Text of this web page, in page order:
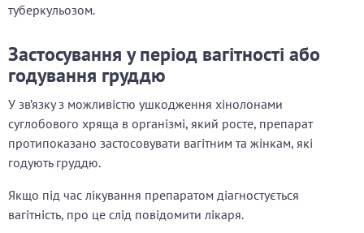
туберкульозом.
Застосування у період вагітності або
годування груддю
У зв’язку з можливістю ушкодження хінолонами
суглобового хряща в організмі, який росте, препарат
протипоказано застосовувати вагітним та жінкам, які
годують груддю.
Якщо під час лікування препаратом діагностується
вагітність, про це слід повідомити лікаря.